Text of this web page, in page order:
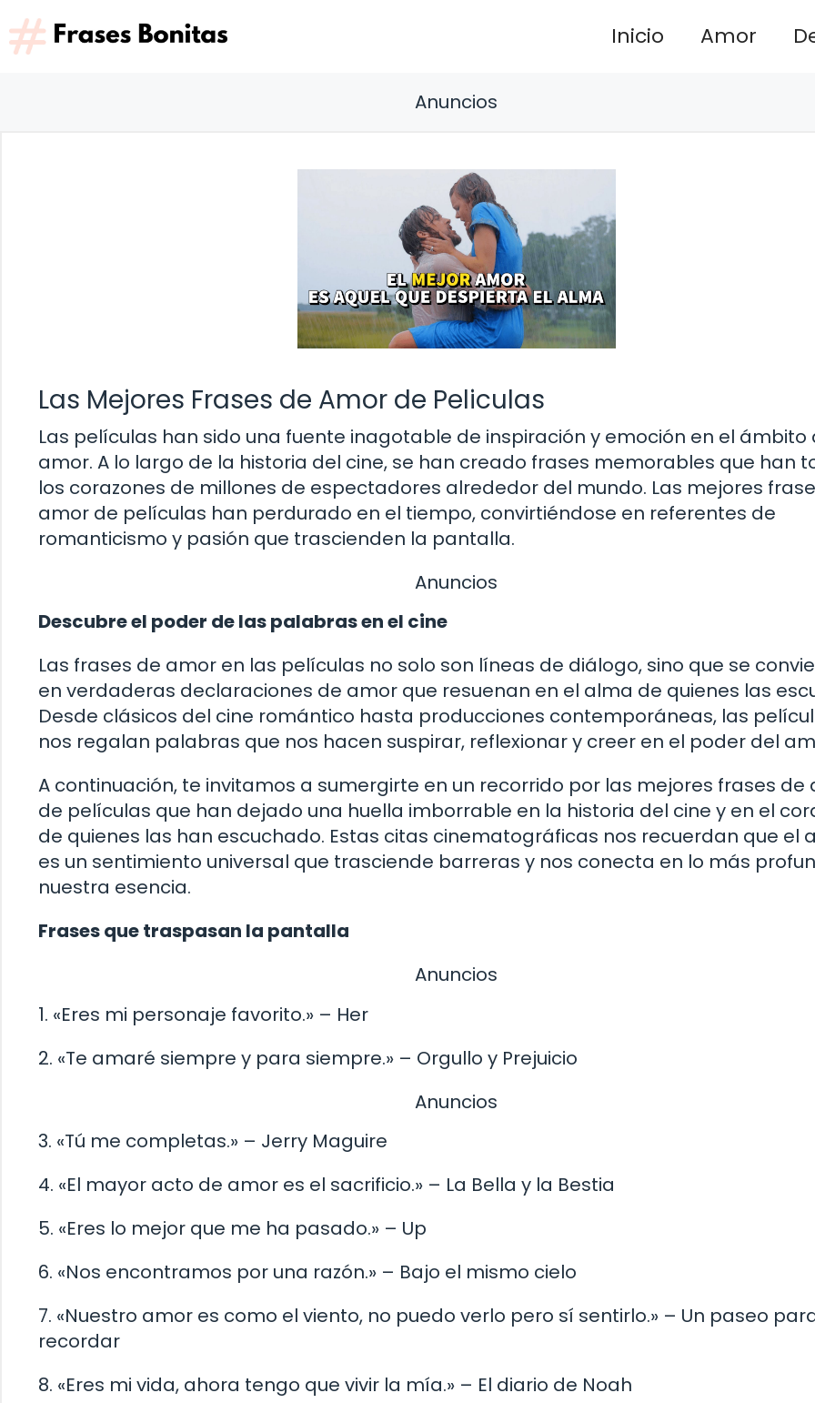
Saltar
al
contenido
Inicio Amor
Anuncios
Las Mejores Frases de Amor de Peliculas
Las películas han sido una fuente inagotable de inspiración y emoción en el ámbito
amor. A lo largo de la historia del cine, se han creado frases memorables que han
los corazones de millones de espectadores alrededor del mundo. Las mejores
amor de películas han perdurado en el tiempo, convirtiéndose en referentes de
romanticismo y pasión que trascienden la pantalla.
Anuncios
Descubre el poder de las palabras en el cine
Las frases de amor en las películas no solo son líneas de diálogo, sino que se
en verdaderas declaraciones de amor que resuenan en el alma de quienes las
Desde clásicos del cine romántico hasta producciones contemporáneas, las
nos regalan palabras que nos hacen suspirar, reflexionar y creer en el poder del
A continuación, te invitamos a sumergirte en un recorrido por las mejores frases de
de películas que han dejado una huella imborrable en la historia del cine y en el
de quienes las han escuchado. Estas citas cinematográficas nos recuerdan que el
es un sentimiento universal que trasciende barreras y nos conecta en lo más
nuestra esencia.
Frases que traspasan la pantalla
Anuncios
1. «Eres mi personaje favorito.» – Her
2. «Te amaré siempre y para siempre.» – Orgullo y Prejuicio
Anuncios
3. «Tú me completas.» – Jerry Maguire
4. «El mayor acto de amor es el sacrificio.» – La Bella y la Bestia
5. «Eres lo mejor que me ha pasado.» – Up
6. «Nos encontramos por una razón.» – Bajo el mismo cielo
7. «Nuestro amor es como el viento, no puedo verlo pero sí sentirlo.» – Un paseo
recordar
8. «Eres mi vida, ahora tengo que vivir la mía.» – El diario de Noah